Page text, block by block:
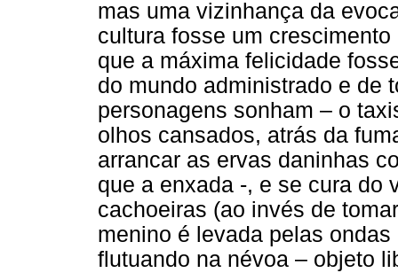
mas uma vizinhança da
cultura fosse um
que a máxima felicidade
do mundo administrado e de
personagens sonham – o
olhos cansados, atrás da
arrancar as ervas daninhas
que a enxada -, e se cura do
cachoeiras (ao invés de
menino é levada pelas
flutuando na névoa – objeto